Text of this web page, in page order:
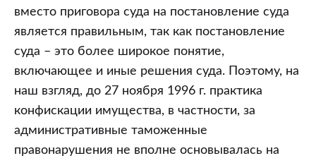
вместо приговора суда на постановление суда
является правильным, так как постановление
суда – это более широкое понятие,
включающее и иные решения суда. Поэтому, на
наш взгляд, до 27 ноября 1996 г. практика
конфискации имущества, в частности, за
административные таможенные
правонарушения не вполне основывалась на